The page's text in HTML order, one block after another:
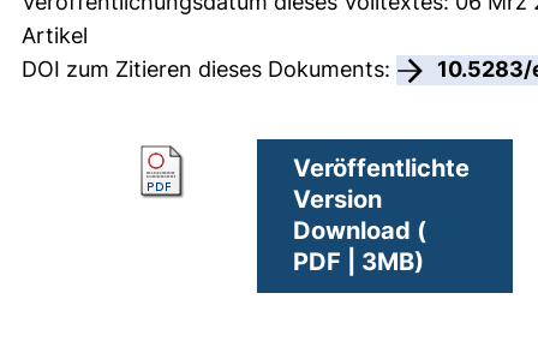
Artikel
DOI zum Zitieren dieses Dokuments:
Veröffentlichte
Version
Download (
PDF | 3MB)